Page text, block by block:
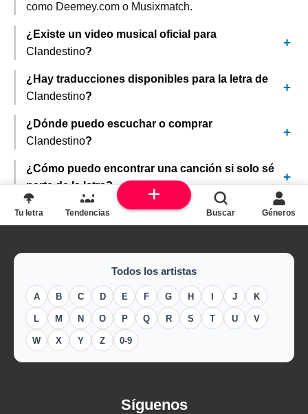
como Deemey.com o Musixmatch.
¿Existe un video musical oficial para
Clandestino?
¿Hay traducciones disponibles para la letra de
Clandestino?
¿Dónde puedo escuchar o comprar
Clandestino?
¿Cómo puedo encontrar una canción si solo sé
parte de la letra?
Todos los artistas
A B C D E F G H J K
L M N O P Q R S T U V
W X Y Z 0-9
Síguenos
Tu letra Tendencias Buscar Géneros